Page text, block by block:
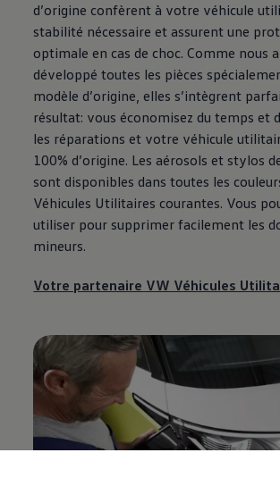
d’origine confèrent à votre véhicule
stabilité nécessaire et assurent une
optimale en cas de choc. Comme nous
développé toutes les pièces
modèle d’origine, elles s’intègrent
résultat: vous économisez du temps et
les réparations et votre véhicule
100% d’origine. Les aérosols et stylos
sont disponibles dans toutes les
Véhicules Utilitaires courantes. Vous
utiliser pour supprimer facilement les
mineurs.
Votre partenaire VW Véhicules